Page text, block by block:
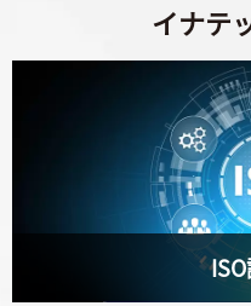
イナテ